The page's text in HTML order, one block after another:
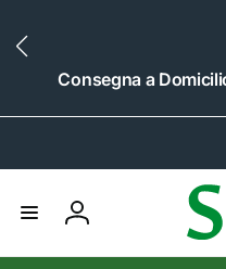
contenuti
Consegna a
Accedi